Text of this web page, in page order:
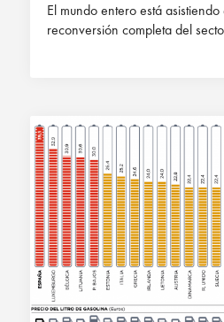
El mundo entero está
reconversión completa del